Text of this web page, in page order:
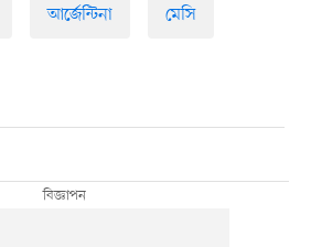
আর্জেন্টিনা মেসি